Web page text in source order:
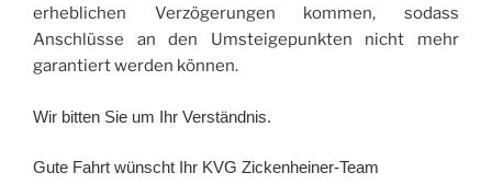
erheblichen Verzögerungen kommen, sodass
Anschlüsse an den Umsteigepunkten nicht mehr
garantiert werden können.
Wir bitten Sie um Ihr Verständnis.
Gute Fahrt wünscht Ihr KVG Zickenheiner-Team